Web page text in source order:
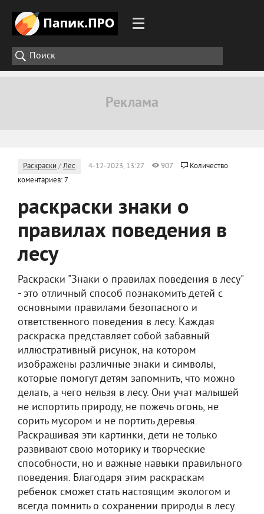
Раскраски /Лес 4-12-2023, 13:27 907
Количество
коментариев: 7
раскраски знаки о
правилах поведения в
лесу
Раскраски "Знаки о правилах поведения в лесу"
- это отличный способ познакомить детей с
основными правилами безопасного и
ответственного поведения в лесу. Каждая
раскраска представляет собой забавный
иллюстративный рисунок, на котором
изображены различные знаки и символы,
которые помогут детям запомнить, что можно
делать, а чего нельзя в лесу. Они учат малышей
не испортить природу, не пожечь огонь, не
сорить мусором и не портить деревья.
Раскрашивая эти картинки, дети не только
развивают свою моторику и творческие
способности, но и важные навыки правильного
поведения. Благодаря этим раскраскам
ребенок сможет стать настоящим экологом и
всегда помнить о сохранении природы в лесу.